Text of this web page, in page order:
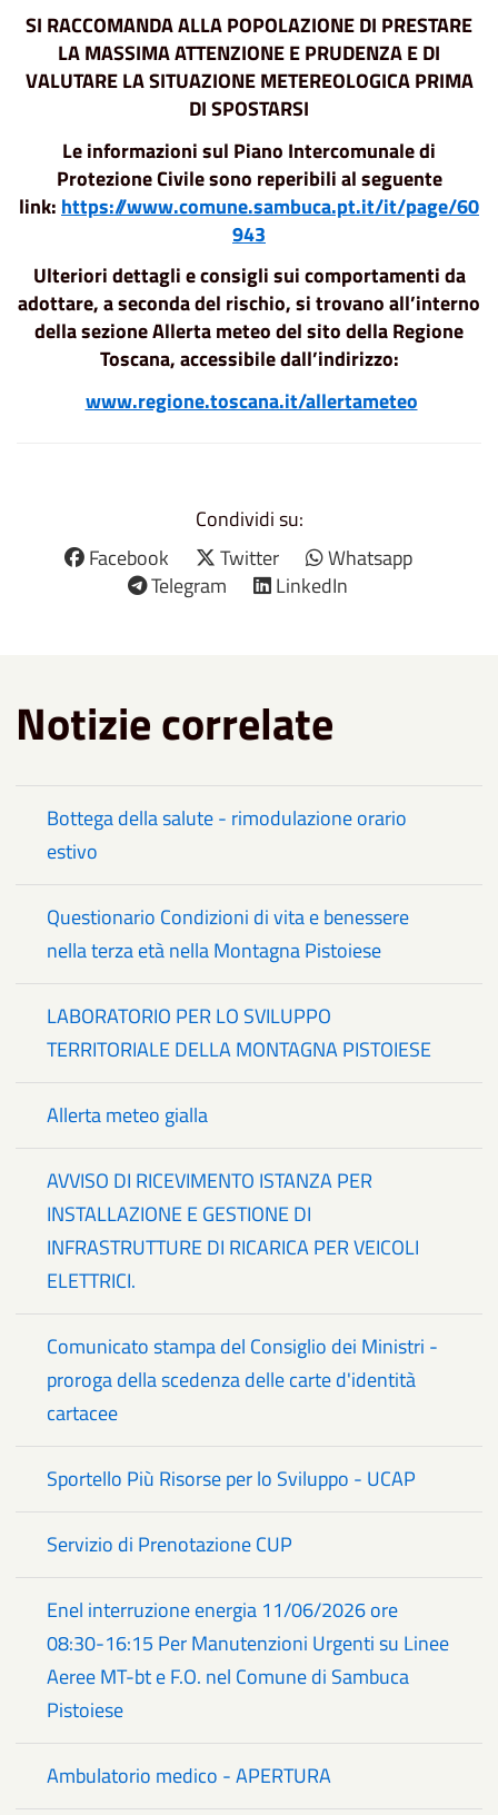
SI RACCOMANDA ALLA POPOLAZIONEDI PRESTARE
LA MASSIMA ATTENZIONE E PRUDENZA E DI
VALUTARE LA SITUAZIONE METEREOLOGICA PRIMA
DI SPOSTARSI
Le informazioni sul Piano Intercomunale di
Protezione Civile sono reperibili al seguente
link: https://www.comune.sambuca.pt.it/it/page/60
943
Ulteriori dettagli e consigli sui comportamenti da
adottare, a seconda del rischio, si trovano all’interno
della sezione Allerta meteo del sito della Regione
Toscana, accessibile dall’indirizzo:
www.regione.toscana.it/allertameteo
Condividi su:
Facebook
Twitter
Whatsapp
Telegram
LinkedIn
Notizie correlate
Bottega della salute - rimodulazione orario
estivo
Questionario Condizioni di vita e benessere
nella terza età nella Montagna Pistoiese
LABORATORIO PER LO SVILUPPO
TERRITORIALE DELLA MONTAGNA PISTOIESE
Allerta meteo gialla
AVVISO DI RICEVIMENTO ISTANZA PER
INSTALLAZIONE E GESTIONE DI
INFRASTRUTTURE DI RICARICA PER VEICOLI
ELETTRICI.
Comunicato stampa del Consiglio dei Ministri -
proroga della scedenza delle carte d'identità
cartacee
Sportello Più Risorse per lo Sviluppo - UCAP
Servizio di Prenotazione CUP
Enel interruzione energia 11/06/2026 ore
08:30-16:15 Per Manutenzioni Urgenti su Linee
Aeree MT-bt e F.O. nel Comune di Sambuca
Pistoiese
Ambulatorio medico - APERTURA